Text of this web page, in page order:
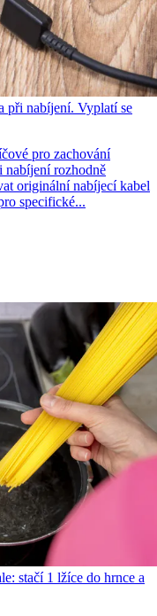
při nabíjení. Vyplatí se
pro zachování
nabíjení rozhodně
originální nabíjecí kabel
specifické...
stačí 1 lžíce do hrnce a